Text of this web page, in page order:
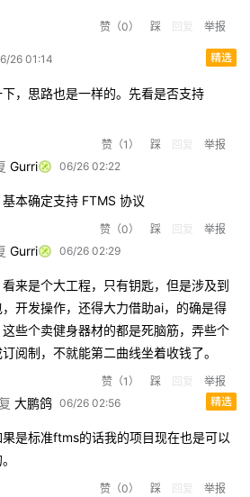
赞 （0） 踩 回复 举报
26 01:14
，思路也是一样的。先看是否支持
赞 （1） 踩 回复 举报
Gurri 06/26 02:22
本确定支持 FTMS 协议
赞 （0） 踩 回复 举报
Gurri 06/26 02:29
来是个大工程，只有钥匙，但是涉及到
开发操作，还得大力借助ai，的确是得
些个卖健身器材的都是死脑筋，弄些个
阅制，不就能第二曲线坐着收钱了。
赞 （1） 踩 回复 举报
大鹏鸽 06/26 02:56
是标准ftms的话我的项目现在也是可以
赞 （0） 踩 回复 举报